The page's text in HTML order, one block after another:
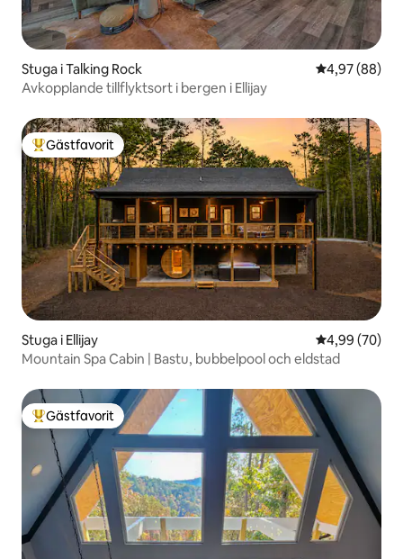
Stuga i Talking Rock 4,97 av 5 i
4,97 (88)
Avkopplande tillflyktsort i bergen i Ellijay
Populär gästfavorit
Gästfavorit
Stuga i Ellijay 4,99 av 5 i
4,99 (70)
Mountain Spa Cabin | Bastu, bubbelpool och eldstad
Populär gästfavorit
Gästfavorit